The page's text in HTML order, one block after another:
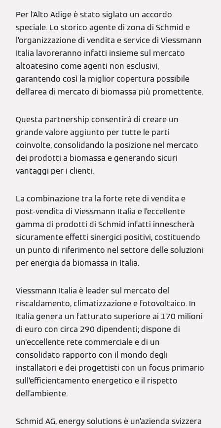
Per l'Alto Adige è stato siglato un accordo
speciale. Lo storico agente di zona di Schmid e
l’organizzazione di vendita e service di Viessmann
Italia lavoreranno infatti insieme sul mercato
altoatesino come agenti non esclusivi,
garantendo così la miglior copertura possibile
dell’area di mercato di biomassa più promettente.
Questa partnership consentirà di creare un
grande valore aggiunto per tutte le parti
coinvolte, consolidando la posizione nel mercato
dei prodotti a biomassa e generando sicuri
vantaggi per i clienti.
La combinazione tra la forte rete di vendita e
post-vendita di Viessmann Italia e l’eccellente
gamma di prodotti di Schmid infatti innescherà
sicuramente effetti sinergici positivi, costituendo
un punto di riferimento nel settore delle soluzioni
per energia da biomassa in Italia.
Viessmann Italia è leader sul mercato del
riscaldamento, climatizzazione e fotovoltaico. In
Italia genera un fatturato superiore ai 170 milioni
di euro con circa 290 dipendenti; dispone di
un'eccellente rete commerciale e di un
consolidato rapporto con il mondo degli
installatori e dei progettisti con un focus primario
sull’efficientamento energetico e il rispetto
dell’ambiente.
Schmid AG, energy solutions è un’azienda svizzera